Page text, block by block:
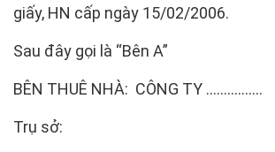
giấy, HN cấp ngày 15/02/2006.
Sau đây gọi là “Bên A”
BÊN THUÊ NHÀ: CÔNG TY …………….
Trụ sở: